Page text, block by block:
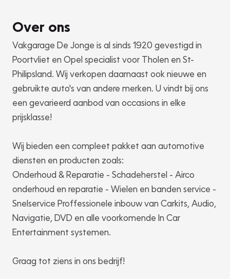
Over ons
Vakgarage De Jonge is al sinds 1920 gevestigd in
Poortvliet en Opel specialist voor Tholen en St-
Philipsland. Wij verkopen daarnaast ook nieuwe en
gebruikte auto's van andere merken. U vindt bij ons
een gevarieerd aanbod van occasions in elke
prijsklasse!
Wij bieden een compleet pakket aan automotive
diensten en producten zoals:
Onderhoud & Reparatie - Schadeherstel - Airco
onderhoud en reparatie - Wielen en banden service -
Snelservice Proffessionele inbouw van Carkits, Audio,
Navigatie, DVD en alle voorkomende In Car
Entertainment systemen.
Graag tot ziens in ons bedrijf!